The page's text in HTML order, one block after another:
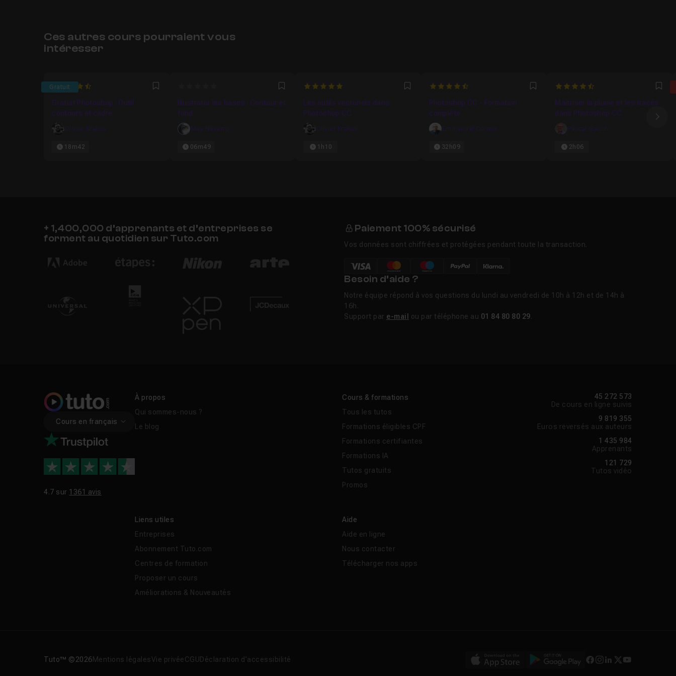
Ces autres cours pourraient vous
intéresser
Gratuit
4.92 Favori
Gratuit Photoshop : Outil
contours et cadre
Olivier Krakus
18m42
Favori
Illustrator les bases : Contour et
fond
May Navarro
06m49
5 Favori
Les outils vectoriels dans
Photoshop CC
Olivier Krakus
1h10
4.974358974359 Favori
Photoshop CC - Formation
complète
Emmanuel Correia
32h09
4.5714285714286
Maîtriser la plume et les tracés
dans Photoshop CC
Pascal Gauch
2h06
+ 1,400,000 d’apprenants et d’entreprises se
forment au quotidien sur Tuto.com
Paiement 100% sécurisé
Vos données sont chiffrées et protégées pendant toute la transaction.
Besoin d’aide ?
Notre équipe répond à vos questions du lundi au vendredi de 10h à 12h et de 14h à
16h.
Support par e-mail ou par téléphone au 01 84 80 80 29.
Cours en français
4.7 sur 1361 avis
À propos
Qui sommes-nous ?
Le blog
Cours & formations
Tous les tutos
Formations éligibles CPF
Formations certifiantes
Formations IA
Tutos gratuits
Promos
Liens utiles
Entreprises
Abonnement Tuto.com
Centres de formation
Proposer un cours
Améliorations & Nouveautés
Aide
Aide en ligne
Nous contacter
Télécharger nos apps
45 272 573
De cours en ligne suivis
9 819 355
Euros reversés aux auteurs
1 435 984
Apprenants
121 729
Tutos vidéo
Tuto™ ©2026Mentions légalesVie privéeCGU Déclaration d’accessibilité